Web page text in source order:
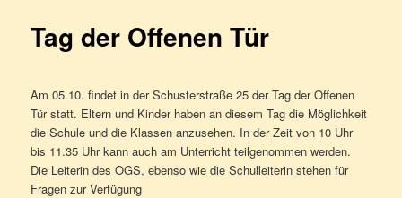
Tag der Offenen Tür
Am 05.10. findet in der Schusterstraße 25 der Tag der Offenen
Tür statt. Eltern und Kinder haben an diesem Tag die Möglichkeit
die Schule und die Klassen anzusehen. In der Zeit von 10 Uhr
bis 11.35 Uhr kann auch am Unterricht teilgenommen werden.
Die Leiterin des OGS, ebenso wie die Schulleiterin stehen für
Fragen zur Verfügung